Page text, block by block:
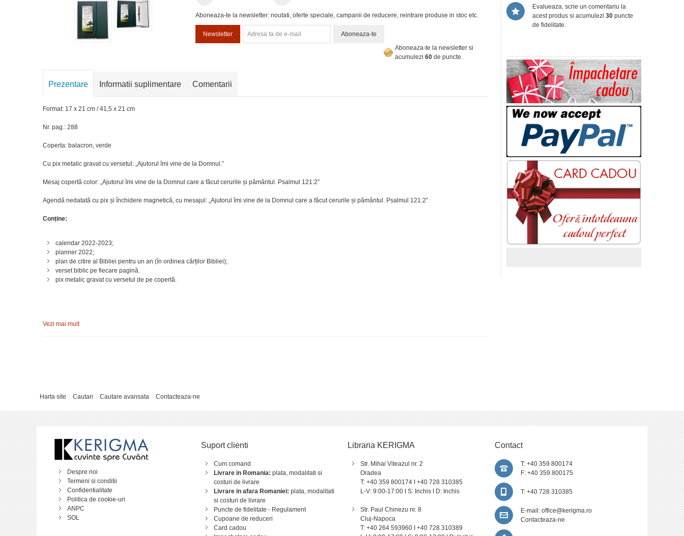
Aboneaza-te la newsletter: noutati, oferte speciale, campanii de reducere, reintrare produse in stoc etc.
Newsletter
Aboneaza-te
Aboneaza-te la newsletter si
acumulezi 60de puncte.
Evalueaza, scrie un comentariu la
acest produs si acumulezi 30puncte
de fidelitate.
Prezentare Informatii suplimentare Comentarii
Format: 17 x 21 cm / 41,5 x 21 cm
Nr. pag.: 288
Coperta: balacron, verde
Cu pix metalic gravat cu versetul: „Ajutorul îmi vine de la Domnul.”
Mesaj copertă color: „Ajutorul îmi vine de la Domnul care a făcut cerurile și pământul. Psalmul 121:2”
Agendă nedatată cu pix și închidere magnetică, cu mesajul: „Ajutorul îmi vine de la Domnul care a făcut cerurile și pământul. Psalmul 121:2”
Conține:
calendar 2022-2023;
planner 2022;
plan de citire al Bibliei pentru un an (în ordinea cărților Bibliei);
verset biblic pe fiecare pagină.
pix metalic gravat cu versetul de pe copertă.
Vezi mai mult
Harta site Cautari Cautare avansata Contacteaza-ne
Despre noi
Termeni si conditii
Confidentialitate
Politica de cookie-uri
ANPC
SOL
Suport clienti
Cum comand
Livrare in Romania: plata, modalitati si
costuri de livrare
Livrare in afara Romaniei: plata, modalitati
si costuri de livrare
Puncte de fidelitate - Regulament
Cupoane de reduceri
Card cadou
Libraria KERIGMA
Str. Mihai Viteazul nr. 2
Oradea
T: +40 359 800174 I +40 728 310385
L-V: 9:00-17:00 I S: Inchis I D: Inchis
Str. Paul Chinezu nr. 8
Cluj-Napoca
T: +40 264 593960 I +40 728 310389
Contact
T: +40 359 800174
F: +40 359 800175
T: +40 728 310385
E-mail: office@kerigma.ro
Contacteaza-ne